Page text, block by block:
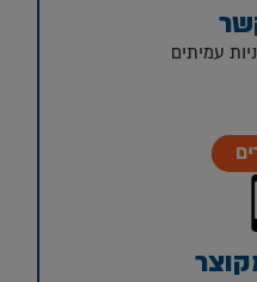
עמיתים